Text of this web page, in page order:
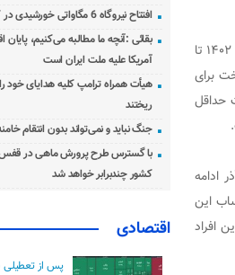
طبق وعده سازمان بورس، تجمیع باقیمانده سود سهام عدالت ۱۴۰۱ و بخشی از سود سهام عدالت ۱۴۰۲ تا
برای
حداقل
تامین اجتماعی از ۲۰ آذرماه بر اساس حروف الفبا آغاز شده و تا ۲۹ آذر ادامه
در روزهای ۲۹ و ۳۰ آذر به حساب این
افراد
افتتاح نیروگاه 6 مگاواتی خورشیدی در کجور مازندران
بقائی :آنچه ما مطالبه می‌کنیم، پایان
آمریکا علیه ملت ایران است
هیأت همراه ترامپ کلیه هدایای خود
ریختند
جنگ نباید و نمی‌تواند بدون انتقام
با گسترس طرح پرورش ماهی در قفس
کشور چندبرابر خواهد شد
اقتصادی
پس از تعطیلی